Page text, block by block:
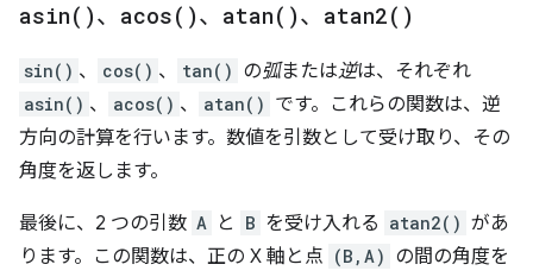
asin( )、 acos( )、 atan( )、 atan2( )
sin() 、 cos() 、 tan() の弧または逆は、それぞれ
asin() 、 acos() 、 atan() です。これらの関数は、逆
方向の計算を行います。数値を引数として受け取り、その
角度を返します。
最後に、2 つの引数 A と B を受け入れる atan2() があ
ります。この関数は、正の X 軸と点 (B,A) の間の角度を